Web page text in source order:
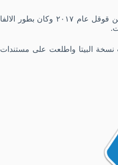
تم اطلاق Flutter كاطار عمل لتطوير تطبيقات الاندرويد والايفون من قوقل عام ٢٠١٧ وكان بطور الالفا
.
البيتا واطلعت على مستندات